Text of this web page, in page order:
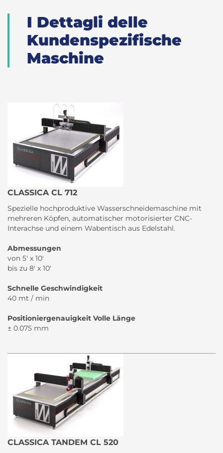
I Dettagli delle
Kundenspezifische
Maschine
CLASSICA CL 712
Spezielle hochproduktive Wasserschneidemaschine mit
mehreren Köpfen, automatischer motorisierter CNC-
Interachse und einem Wabentisch aus Edelstahl.
Abmessungen
von 5′ x 10′
bis zu 8′ x 10′
Schnelle Geschwindigkeit
40 mt / min
Positioniergenauigkeit Volle Länge
± 0.075 mm
CLASSICA TANDEM CL 520